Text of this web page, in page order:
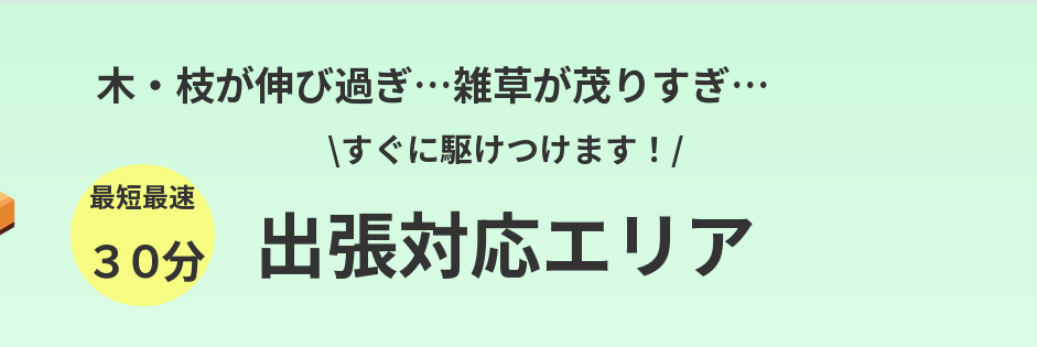
木・枝が伸び過ぎ…雑草が茂りすぎ…
最短最速
３０分
\すぐに駆けつけます！/
出張対応エリア